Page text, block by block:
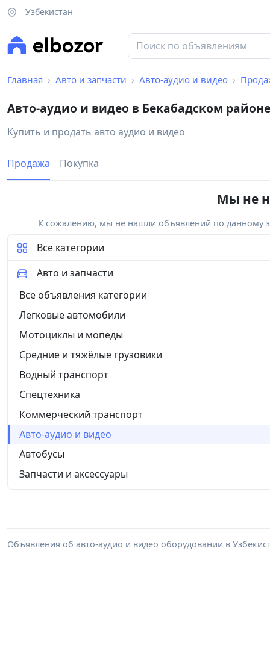
Узбекистан
Главная Авто и запчасти Авто-аудио и видео
Авто-аудио и видео в Бекабадском районе
Купить и продать авто аудио и видео
Продажа Покупка
Мы не
К сожалению, мы не нашли объявлений по данному
Все категории
Авто и запчасти
Все объявления категории
Легковые автомобили
Мотоциклы и мопеды
Средние и тяжёлые грузовики
Водный транспорт
Спецтехника
Коммерческий транспорт
Авто-аудио и видео
Автобусы
Запчасти и аксессуары
Объявления об авто-аудио и видео оборудовании в